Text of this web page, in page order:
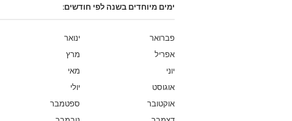
ימים מיוחדים בשנה לפי חודשים:
ינואר
פברואר
מרץ
אפריל
מאי
יוני
יולי
אוגוסט
ספטמבר
אוקטובר